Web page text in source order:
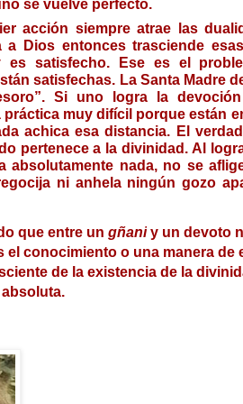
se vuelve perfecto.
acción siempre atrae las
a Dios entonces trasciende
es satisfecho. Ese es el
satisfechas. La Santa Madre
Si uno logra la
muy difícil porque están
achica esa distancia. El
pertenece a la divinidad. Al
absolutamente nada, no se
ni anhela ningún gozo
que entre un gñani y un devoto
el conocimiento o una manera de
de la existencia de la